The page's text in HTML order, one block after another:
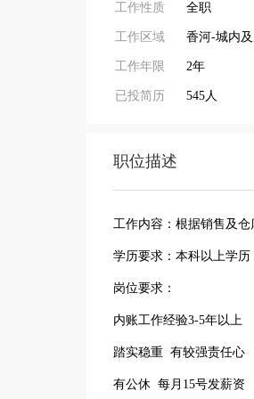
工作性质 全职
工作区域 香河-城内
工作年限 2年
已投简历 545人
职位描述
工作内容：根据销售及
学历要求：本科以上学历
岗位要求：
内账工作经验3-5年以上
踏实稳重 有较强责任心
有公休 每月15号发薪资